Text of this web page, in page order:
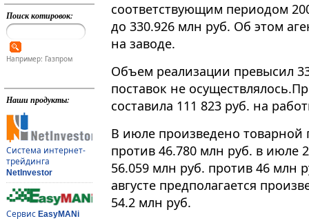
Поиск котировок:
Например: Газпром
Наши продукты:
Система интернет-
трейдинга
NetInvestor
Сервис EasyMANi
соответствующим периодом
до 330.926 млн руб. Об этом
на заводе.
Объем реализации превысил
поставок не
составила 111 823 руб. на
В июле произведено товарной
против 46.780 млн руб. в июле
56.059 млн руб. против 46 млн
августе предполагается
54.2 млн руб.